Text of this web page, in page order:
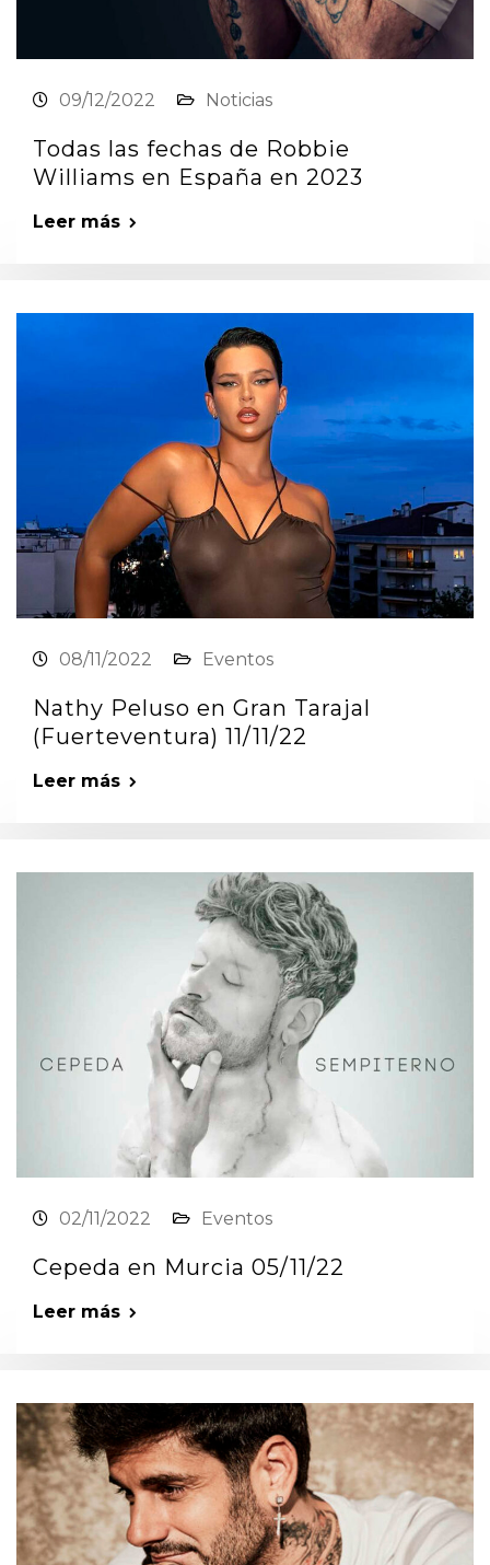
09/12/2022 Noticias
Todas las fechas de Robbie
Williams en España en 2023
Leer más
08/11/2022 Eventos
Nathy Peluso en Gran Tarajal
(Fuerteventura) 11/11/22
Leer más
02/11/2022 Eventos
Cepeda en Murcia 05/11/22
Leer más